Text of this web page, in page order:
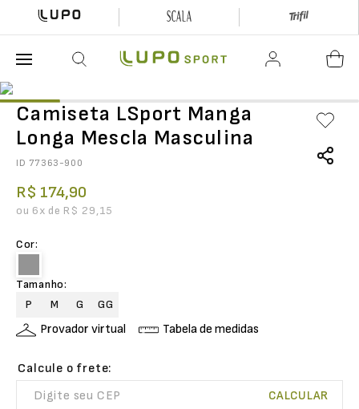
Camiseta LSport Manga
Longa Mescla Masculina
ID 77363-900
R$ 174,90
ou 6x de R$ 29,15
Cor:
Tamanho:
P
M G GG
Provador virtual Tabela de medidas